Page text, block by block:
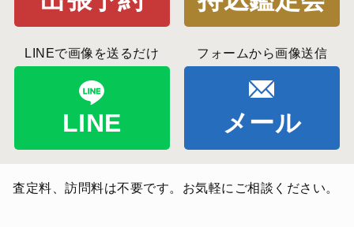
LINEで画像を送るだけ
LINE
フォームから画像送信
メール
査定料、訪問料は不要です。お気軽にご相談ください。